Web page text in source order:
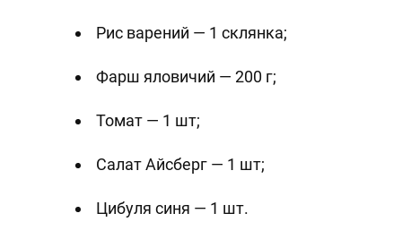
Рис варений — 1 склянка;
Фарш яловичий — 200 г;
Томат — 1 шт;
Салат Айсберг — 1 шт;
Цибуля синя — 1 шт.